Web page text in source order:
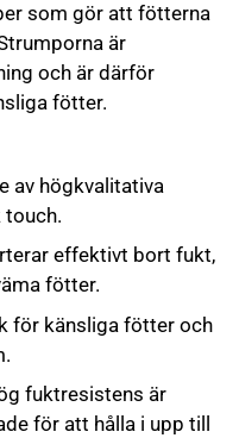
som gör att fötterna
är
och är därför
fötter.
av högkvalitativa
touch.
effektivt bort fukt,
fötter.
för känsliga fötter och
fuktresistens är
för att hålla i upp till